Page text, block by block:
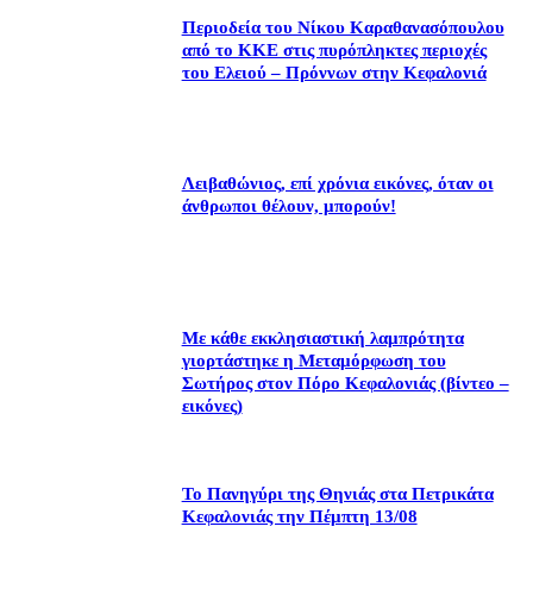
Περιοδεία του Νίκου Καραθανασόπουλου
από το ΚΚΕ στις πυρόπληκτες περιοχές
του Ελειού – Πρόννων στην Κεφαλονιά
Λειβαθώνιος, επί χρόνια εικόνες, όταν οι
άνθρωποι θέλουν, μπορούν!
Με κάθε εκκλησιαστική λαμπρότητα
γιορτάστηκε η Μεταμόρφωση του
Σωτήρος στον Πόρο Κεφαλονιάς (βίντεο –
εικόνες)
Το Πανηγύρι της Θηνιάς στα Πετρικάτα
Κεφαλονιάς την Πέμπτη 13/08